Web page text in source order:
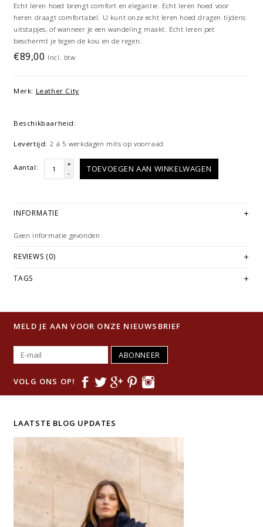
Echt leren hoed brengt comfort en elegantie. Echt leren hoed voor
heren draagt comfortabel. U kunt onze echt leren hoed dragen tijdens
uitstapjes, of wanneer je een wandeling maakt. Echt leren pet
beschermt je tegen de kou en de regen.
€89,00 Incl. btw
Merk: Leather City
Beschikbaarheid:
Levertijd: 2 á 5 werkdagen mits op voorraad
Aantal:
+
-
TOEVOEGEN AAN WINKELWAGEN
INFORMATIE
Geen informatie gevonden
REVIEWS (0)
TAGS
MELD JE AAN VOOR ONZE NIEUWSBRIEF
ABONNEER
VOLG ONS OP!
LAATSTE BLOG UPDATES